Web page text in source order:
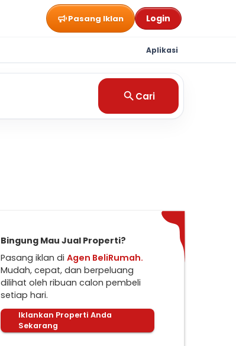
Pasang Iklan Login
Aplikasi
Cari
Bingung Mau Jual Properti?
Pasang iklan di Agen BeliRumah.
Mudah, cepat, dan berpeluang
dilihat oleh ribuan calon pembeli
setiap hari.
Iklankan Properti Anda
Sekarang